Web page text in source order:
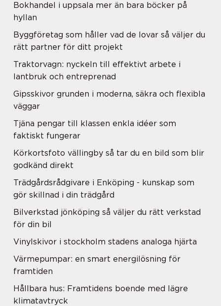
Bokhandel i uppsala mer än bara böcker på
hyllan
Byggföretag som håller vad de lovar så väljer du
rätt partner för ditt projekt
Traktorvagn: nyckeln till effektivt arbete i
lantbruk och entreprenad
Gipsskivor grunden i moderna, säkra och flexibla
väggar
Tjäna pengar till klassen enkla idéer som
faktiskt fungerar
Körkortsfoto vällingby så tar du en bild som blir
godkänd direkt
Trädgårdsrådgivare i Enköping - kunskap som
gör skillnad i din trädgård
Bilverkstad jönköping så väljer du rätt verkstad
för din bil
Vinylskivor i stockholm stadens analoga hjärta
Värmepumpar: en smart energilösning för
framtiden
Hållbara hus: Framtidens boende med lägre
klimatavtryck